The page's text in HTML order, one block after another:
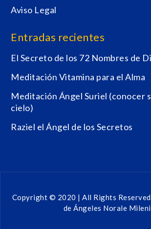
Aviso Legal
Entradas recientes
El Secreto de los 72 Nombres de
Meditación Vitamina para el Alma
Meditación Ángel Suriel (conocer
cielo)
Raziel el Ángel de los Secretos
Copyright © 2020 | All Rights
de Ángeles Norale